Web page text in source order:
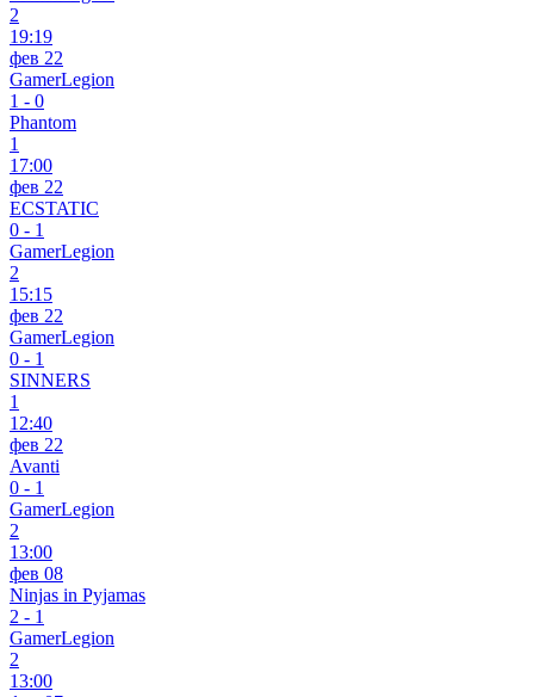
2
19:19
фев 22
GamerLegion
1 - 0
Phantom
1
17:00
фев 22
ECSTATIC
0 - 1
GamerLegion
2
15:15
фев 22
GamerLegion
0 - 1
SINNERS
1
12:40
фев 22
Avanti
0 - 1
GamerLegion
2
13:00
фев 08
Ninjas in Pyjamas
2 - 1
GamerLegion
2
13:00